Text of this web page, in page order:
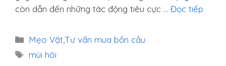
còn dẫn đến những tác động tiêu cực … Đọc tiếp
Danh
mục
Mẹo Vặt,Tư vấn mua bồn cầu
Thẻ
mùi hôi